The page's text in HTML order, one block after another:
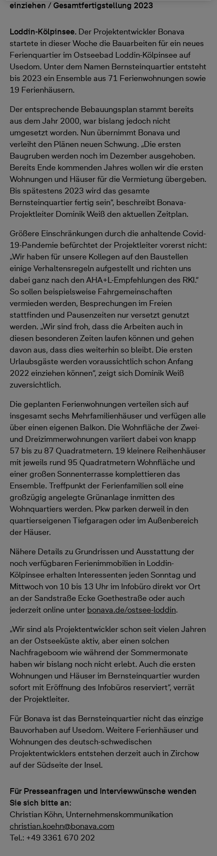
einziehen / Gesamtfertigstellung 2023
Loddin-Kölpinsee. Der Projektentwickler Bonava
startete in dieser Woche die Bauarbeiten für ein neues
Ferienquartier im Ostseebad Loddin-Kölpinsee auf
Usedom. Unter dem Namen Bernsteinquartier entsteht
bis 2023 ein Ensemble aus 71 Ferienwohnungen sowie
19 Ferienhäusern.
Der entsprechende Bebauungsplan stammt bereits
aus dem Jahr 2000, war bislang jedoch nicht
umgesetzt worden. Nun übernimmt Bonava und
verleiht den Plänen neuen Schwung. „Die ersten
Baugruben werden noch im Dezember ausgehoben.
Bereits Ende kommenden Jahres wollen wir die ersten
Wohnungen und Häuser für die Vermietung übergeben.
Bis spätestens 2023 wird das gesamte
Bernsteinquartier fertig sein“, beschreibt Bonava-
Projektleiter Dominik Weiß den aktuellen Zeitplan.
Größere Einschränkungen durch die anhaltende Covid-
19-Pandemie befürchtet der Projektleiter vorerst nicht:
„Wir haben für unsere Kollegen auf den Baustellen
einige Verhaltensregeln aufgestellt und richten uns
dabei ganz nach den AHA+L-Empfehlungen des RKI.“
So sollen beispielsweise Fahrgemeinschaften
vermieden werden, Besprechungen im Freien
stattfinden und Pausenzeiten nur versetzt genutzt
werden. „Wir sind froh, dass die Arbeiten auch in
diesen besonderen Zeiten laufen können und gehen
davon aus, dass dies weiterhin so bleibt. Die ersten
Urlaubsgäste werden voraussichtlich schon Anfang
2022 einziehen können“, zeigt sich Dominik Weiß
zuversichtlich.
Die geplanten Ferienwohnungen verteilen sich auf
insgesamt sechs Mehrfamilienhäuser und verfügen alle
über einen eigenen Balkon. Die Wohnfläche der Zwei-
und Dreizimmerwohnungen variiert dabei von knapp
57 bis zu 87 Quadratmetern. 19 kleinere Reihenhäuser
mit jeweils rund 95 Quadratmetern Wohnfläche und
einer großen Sonnenterrasse komplettieren das
Ensemble. Treffpunkt der Ferienfamilien soll eine
großzügig angelegte Grünanlage inmitten des
Wohnquartiers werden. Pkw parken derweil in den
quartierseigenen Tiefgaragen oder im Außenbereich
der Häuser.
Nähere Details zu Grundrissen und Ausstattung der
noch verfügbaren Ferienimmobilien in Loddin-
Kölpinsee erhalten Interessenten jeden Sonntag und
Mittwoch von 10 bis 13 Uhr im Infobüro direkt vor Ort
an der Sandstraße Ecke Goethestraße oder auch
jederzeit online unter bonava.de/ostsee-loddin.
„Wir sind als Projektentwickler schon seit vielen Jahren
an der Ostseeküste aktiv, aber einen solchen
Nachfrageboom wie während der Sommermonate
haben wir bislang noch nicht erlebt. Auch die ersten
Wohnungen und Häuser im Bernsteinquartier wurden
sofort mit Eröffnung des Infobüros reserviert“, verrät
der Projektleiter.
Für Bonava ist das Bernsteinquartier nicht das einzige
Bauvorhaben auf Usedom. Weitere Ferienhäuser und
Wohnungen des deutsch-schwedischen
Projektentwicklers entstehen derzeit auch in Zirchow
auf der Südseite der Insel.
Für Presseanfragen und Interviewwünsche wenden
Sie sich bitte an:
Christian Köhn, Unternehmenskommunikation
christian.koehn@bonava.com
Tel.: +49 3361 670 202